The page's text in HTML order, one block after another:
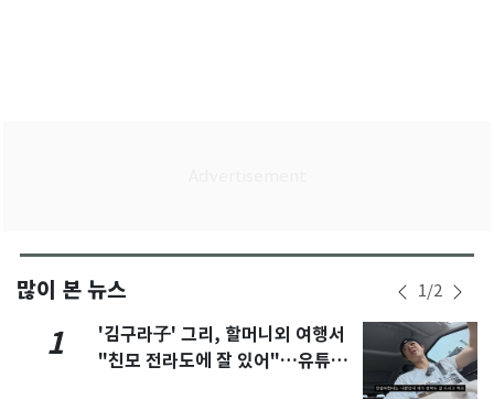
많이 본 뉴스 1/2
1
'김구라子' 그리, 할머니외 여행서
"친모 전라도에 잘 있어"…유튜브